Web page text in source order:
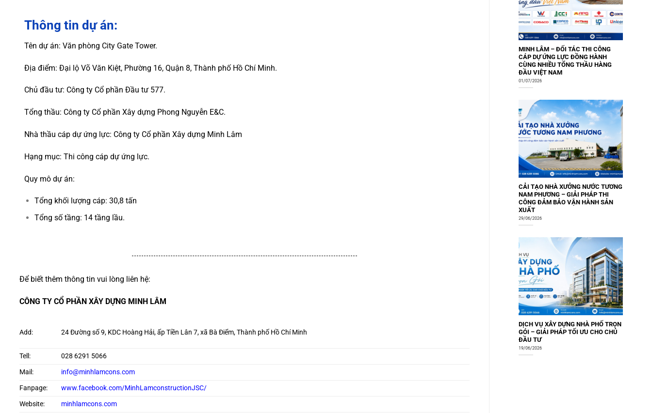
Thông tin dự án:
Tên dự án: Văn phòng City Gate Tower.
Địa điểm: Đại lộ Võ Văn Kiệt, Phường 16, Quận 8, Thành phố Hồ Chí Minh.
Chủ đầu tư: Công ty Cổ phần Đầu tư 577.
Tổng thầu: Công ty Cổ phần Xây dựng Phong Nguyễn E&C.
Nhà thầu cáp dự ứng lực: Công ty Cổ phần Xây dựng Minh Lâm
Hạng mục: Thi công cáp dự ứng lực.
Quy mô dự án:
Tổng khối lượng cáp: 30,8 tấn
Tổng số tầng: 14 tầng lầu.
Để biết thêm thông tin vui lòng liên hệ:
CÔNG TY CỔ PHẦN XÂY DỰNG MINH LÂM
Add: 24 Đường số 9, KDC Hoàng Hải, ấp Tiền Lân 7, xã Bà Điểm, Thành phố Hồ Chí Minh
Tell:
028 6291 5066
Mail:
info@minhlamcons.com
Fanpage:
www.facebook.com/MinhLamconstructionJSC/
Website:
minhlamcons.com
MINH LÂM – ĐỐI TÁC THI CÔNG
CÁP DỰ ỨNG LỰC ĐỒNG HÀNH
CÙNG NHIỀU TỔNG THẦU HÀNG
ĐẦU VIỆT NAM
01/07/2026
CẢI TẠO NHÀ XƯỞNG NƯỚC TƯƠNG
NAM PHƯƠNG – GIẢI PHÁP THI
CÔNG ĐẢM BẢO VẬN HÀNH SẢN
XUẤT
29/06/2026
DỊCH VỤ XÂY DỰNG NHÀ PHỐ TRỌN
GÓI – GIẢI PHÁP TỐI ƯU CHO CHỦ
ĐẦU TƯ
19/06/2026